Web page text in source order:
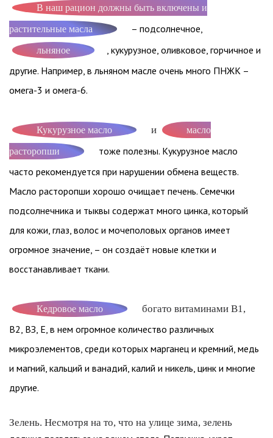
В наш рацион должны быть включены и
растительные масла – подсолнечное,
льняное
, кукурузное, оливковое, горчичное и
другие. Например, в льняном масле очень много ПНЖК –
омега-3 и омега-6.
Кукурузное масло и масло
расторопши
тоже полезны. Кукурузное масло
часто рекомендуется при нарушении обмена веществ.
Масло расторопши хорошо очищает печень. Семечки
подсолнечника и тыквы содержат много цинка, который
для кожи, глаз, волос и мочеполовых органов имеет
огромное значение, – он создаёт новые клетки и
восстанавливает ткани.
Кедровое масло богато витаминами B1,
B2, ВЗ, Е, в нем огромное количество различных
микроэлементов, среди которых марганец и кремний, медь
и магний, кальций и ванадий, калий и никель, цинк и многие
другие.
Зелень. Несмотря на то, что на улице зима, зелень